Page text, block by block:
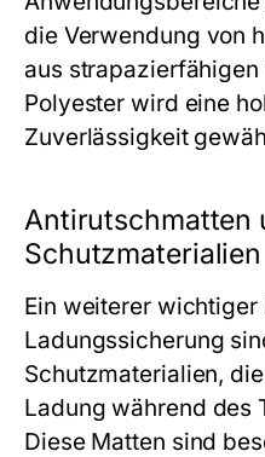
die Verwendung von
aus
Polyester wird eine
Zuverlässigkeit
Antirutschmatten
Schutzmaterialien
Ein weiterer wichtiger
Ladungssicherung
Schutzmaterialien,
Ladung während des
Diese Matten sind